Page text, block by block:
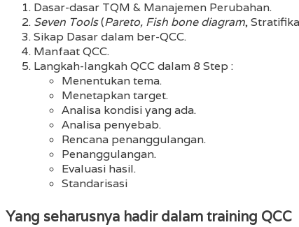
Dasar-dasar TQM & Manajemen Perubahan.
Seven Tools(Pareto, Fish bone diagram,
Sikap Dasar dalam ber-QCC.
Manfaat QCC.
Langkah-langkah QCC dalam 8 Step :
Menentukan tema.
Menetapkan target.
Analisa kondisi yang ada.
Analisa penyebab.
Rencana penanggulangan.
Penanggulangan.
Evaluasi hasil.
Standarisasi
Yang seharusnya hadir dalam training QCC